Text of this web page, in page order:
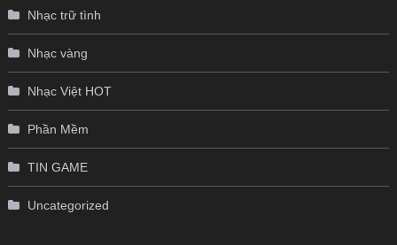
Nhạc trữ tình
Nhạc vàng
Nhạc Việt HOT
Phần Mềm
TIN GAME
Uncategorized